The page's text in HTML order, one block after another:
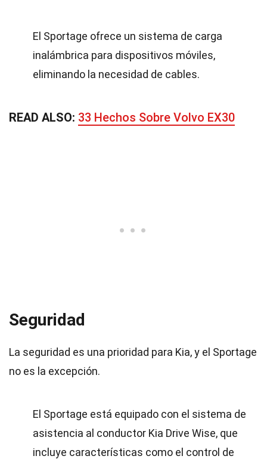
El Sportage ofrece un sistema de carga
inalámbrica para dispositivos móviles,
eliminando la necesidad de cables.
READ ALSO: 33 Hechos Sobre Volvo EX30
Seguridad
La seguridad es una prioridad para Kia, y el Sportage
no es la excepción.
El Sportage está equipado con el sistema de
asistencia al conductor Kia Drive Wise, que
incluye características como el control de